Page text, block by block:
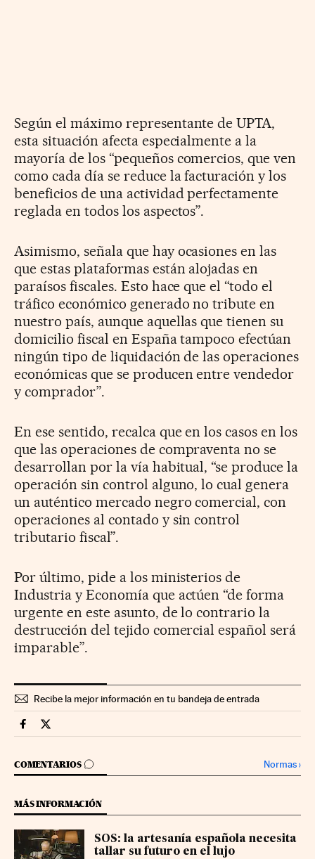
Según el máximo representante de UPTA,
esta situación afecta especialmente a la
mayoría de los “pequeños comercios, que ven
como cada día se reduce la facturación y los
beneficios de una actividad perfectamente
reglada en todos los aspectos”.
Asimismo, señala que hay ocasiones en las
que estas plataformas están alojadas en
paraísos fiscales. Esto hace que el “todo el
tráfico económico generado no tribute en
nuestro país, aunque aquellas que tienen su
domicilio fiscal en España tampoco efectúan
ningún tipo de liquidación de las operaciones
económicas que se producen entre vendedor
y comprador”.
En ese sentido, recalca que en los casos en los
que las operaciones de compraventa no se
desarrollan por la vía habitual, “se produce la
operación sin control alguno, lo cual genera
un auténtico mercado negro comercial, con
operaciones al contado y sin control
tributario fiscal”.
Por último, pide a los ministerios de
Industria y Economía que actúen “de forma
urgente en este asunto, de lo contrario la
destrucción del tejido comercial español será
imparable”.
Recibe la mejor información en tu bandeja de entrada
Territorio Pyme Cinco Días en Facebook
Territorio Pyme Cinco Días en Twitter
COMENTARIOS
IR A LOS COMENTARIOS Normas›
MÁS INFORMACIÓN
SOS: la artesanía española necesita
tallar su futuro en el lujo